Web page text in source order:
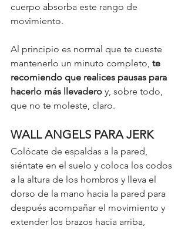
cuerpo absorba este rango de
movimiento.
Al principio es normal que te cueste
mantenerlo un minuto completo, te
recomiendo que realices pausas para
hacerlo más llevadero y, sobre todo,
que no te moleste, claro.
WALL ANGELS PARA JERK
Colócate de espaldas a la pared,
siéntate en el suelo y coloca los codos
a la altura de los hombros y lleva el
dorso de la mano hacia la pared para
después acompañar el movimiento y
extender los brazos hacia arriba,